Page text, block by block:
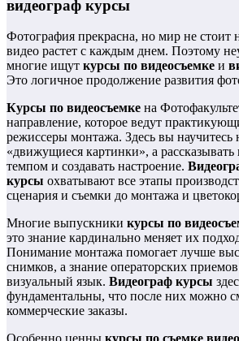
видеограф курсы
Фотография прекрасна, но мир не стоит
видео растет с каждым днем. Поэтому
многие ищут курсы по видеосъемке и
Это логичное продолжение развития
Курсы по видеосъемке на
направление, которое ведут
режиссеры монтажа. Здесь вы научитесь
«движущиеся картинки», а рассказывать
темпом и создавать настроение.
курсы охватывают все этапы
сценария и съемки до монтажа и
Многие выпускники курсы по
это знание кардинально меняет их
Понимание монтажа помогает лучше
снимков, а знание операторских
визуальный язык. Видеограф курсы
фундаментальны, что после них можно
коммерческие заказы.